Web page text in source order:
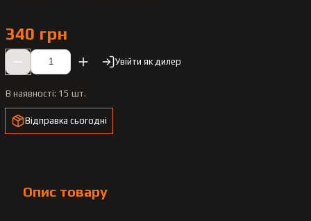
340 грн
Увійти як дилер
В наявності: 15 шт.
Відправка сьогодні
Опис товару